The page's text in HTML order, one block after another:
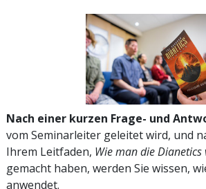
Nach einer kurzen Frage- und
vom Seminarleiter geleitet wird, und
Ihrem Leitfaden, Wie man die Dianetics
gemacht haben, werden Sie wissen,
anwendet.